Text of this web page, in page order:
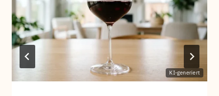
KI-generiert